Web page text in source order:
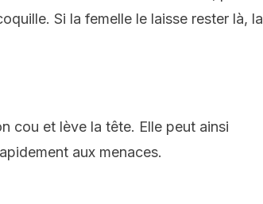
Si la femelle le laisse rester là, la
cou et lève la tête. Elle peut ainsi
aux menaces.